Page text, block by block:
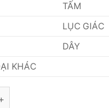
TẤM
LỤC GIÁC
DÂY
KHÁC
x 4 x 6000)mm